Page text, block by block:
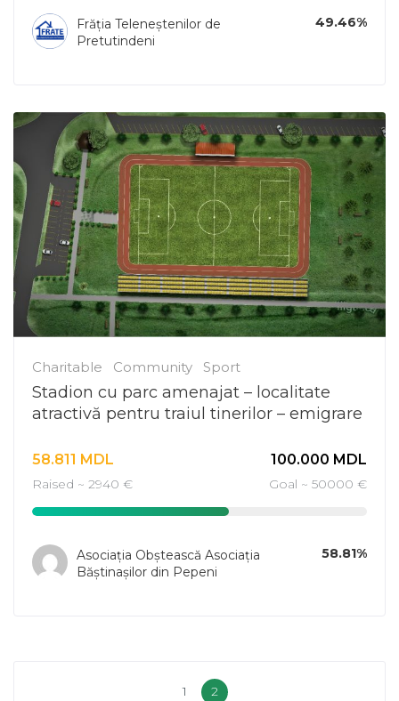
Frăția Teleneștenilor de
Pretutindeni
49.46%
Charitable Community Sport
Stadion cu parc amenajat – localitate
atractivă pentru traiul tinerilor – emigrare
58.811 MDL
Raised ~ 2940 €
100.000 MDL
Goal ~ 50000 €
Asociația Obștească Asociația
Băștinașilor din Pepeni
58.81%
1 2